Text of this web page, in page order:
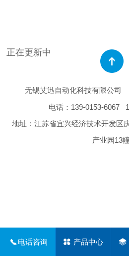
正在更新中
无锡艾迅自动化科技有限公司
电话： 139-0153-6067
地址：江苏省宜兴经济技术开发区
产业园13
电话咨询 产品中心